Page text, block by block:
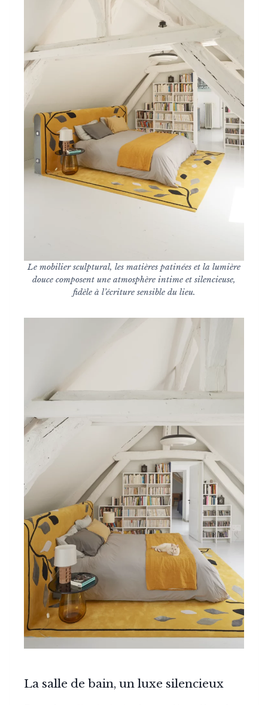
Le mobilier sculptural, les matières patinées et la lumière
douce composent une atmosphère intime et silencieuse,
fidèle à l’écriture sensible du lieu.
La salle de bain, un luxe silencieux